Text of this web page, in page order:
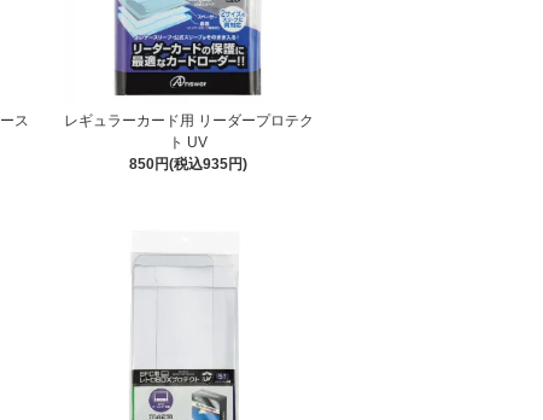
ス
レギュラーカード用 リーダープロテク
ト UV
850円(税込935円)